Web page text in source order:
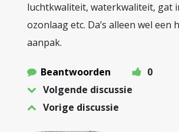
luchtkwaliteit, waterkwaliteit, gat
ozonlaag etc. Da’s alleen wel een
aanpak.
Beantwoorden
0
Volgende discussie
Vorige discussie